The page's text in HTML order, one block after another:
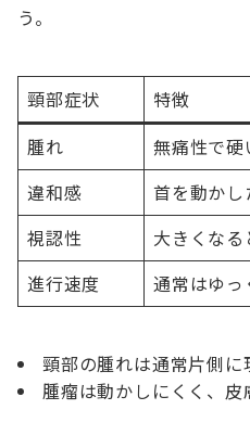
う。
頸部症状
特徴
腫れ
無痛性で硬
違和感
首を動かし
視認性
大きくな
進行速度
通常はゆっ
頸部の腫れは通常片側に
腫瘤は動かしにくく、